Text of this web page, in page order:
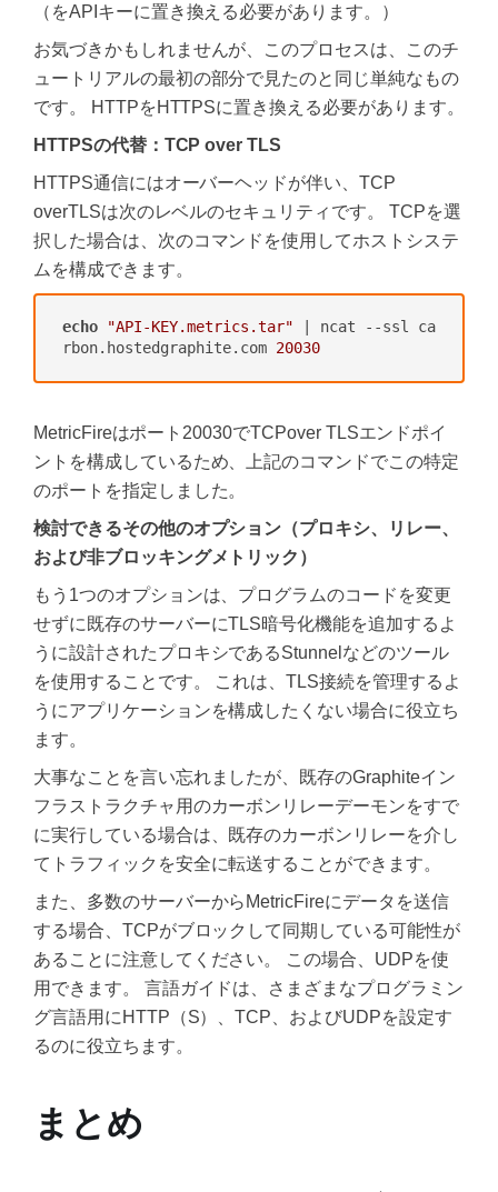
（をAPIキーに置き換える必要があります。）
お気づきかもしれませんが、このプロセスは、このチ
ュートリアルの最初の部分で見たのと同じ単純なもの
です。 HTTPをHTTPSに置き換える必要があります。
HTTPSの代替：TCP over TLS
HTTPS通信にはオーバーヘッドが伴い、TCP
overTLSは次のレベルのセキュリティです。 TCPを選
択した場合は、次のコマンドを使用してホストシステ
ムを構成できます。
echo "API-KEY.metrics.tar" | ncat --ssl ca
rbon.hostedgraphite.com 20030
MetricFireはポート20030でTCPover TLSエンドポイ
ントを構成しているため、上記のコマンドでこの特定
のポートを指定しました。
検討できるその他のオプション（プロキシ、リレー、
および非ブロッキングメトリック）
もう1つのオプションは、プログラムのコードを変更
せずに既存のサーバーにTLS暗号化機能を追加するよ
うに設計されたプロキシであるStunnelなどのツール
を使用することです。 これは、TLS接続を管理するよ
うにアプリケーションを構成したくない場合に役立ち
ます。
大事なことを言い忘れましたが、既存のGraphiteイン
フラストラクチャ用のカーボンリレーデーモンをすで
に実行している場合は、既存のカーボンリレーを介し
てトラフィックを安全に転送することができます。
また、多数のサーバーからMetricFireにデータを送信
する場合、TCPがブロックして同期している可能性が
あることに注意してください。 この場合、UDPを使
用できます。 言語ガイドは、さまざまなプログラミン
グ言語用にHTTP（S）、TCP、およびUDPを設定す
るのに役立ちます。
まとめ